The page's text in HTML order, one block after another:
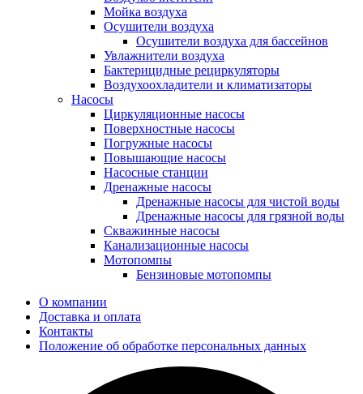
Мойка воздуха
Осушители воздуха
Осушители воздуха для бассейнов
Увлажнители воздуха
Бактерицидные рециркуляторы
Воздухоохладители и климатизаторы
Насосы
Циркуляционные насосы
Поверхностные насосы
Погружные насосы
Повышающие насосы
Насосные станции
Дренажные насосы
Дренажные насосы для чистой воды
Дренажные насосы для грязной воды
Скважинные насосы
Канализационные насосы
Мотопомпы
Бензиновые мотопомпы
О компании
Доставка и оплата
Контакты
Положение об обработке персональных данных